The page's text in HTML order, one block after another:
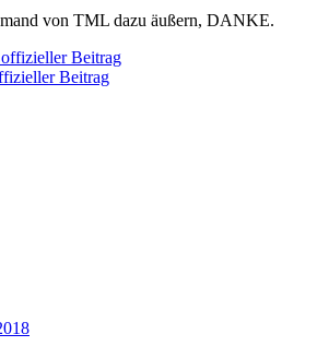
von TML dazu äußern, DANKE.
Beitrag
Beitrag